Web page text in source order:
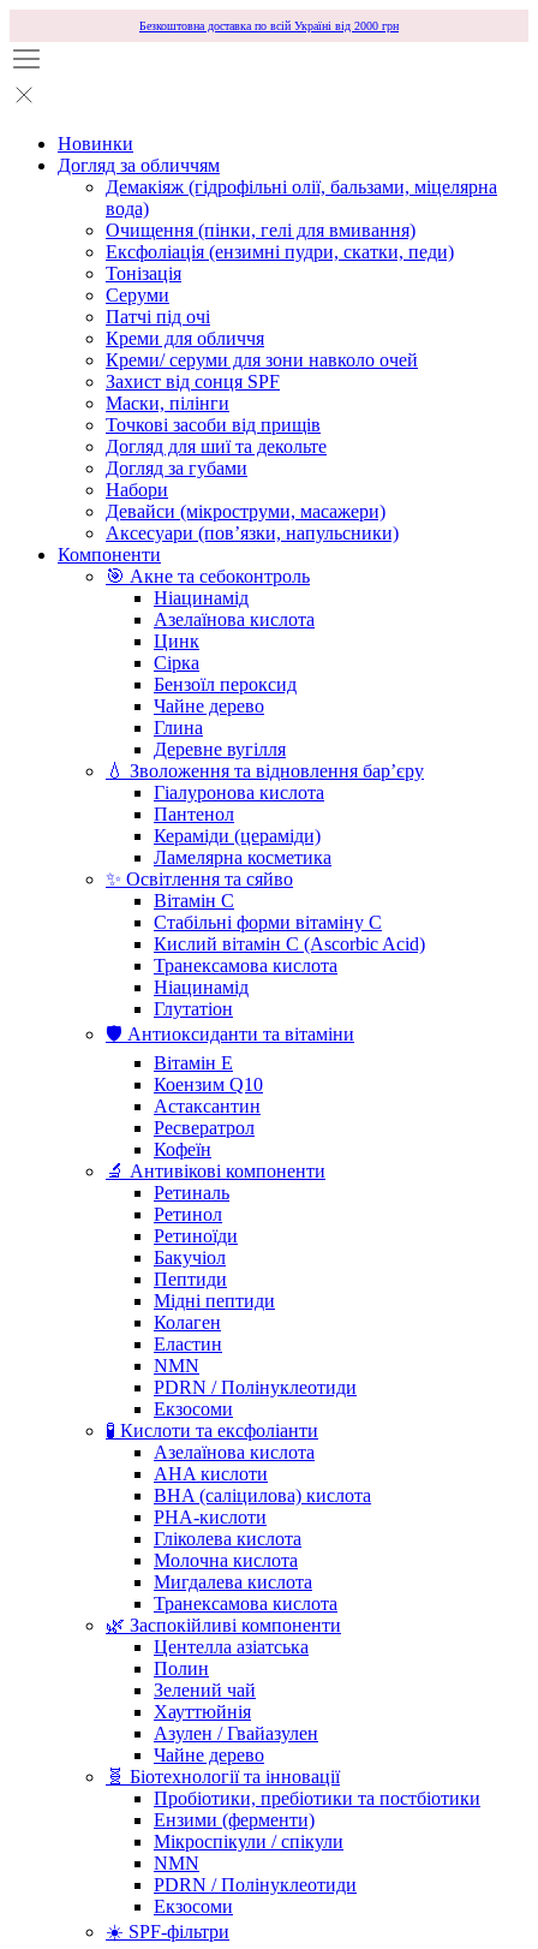
Безкоштовна доставка по всій Україні від 2000 грн
Новинки
Догляд за обличчям
Демакіяж (гідрофільні олії, бальзами, міцелярна
вода)
Очищення (пінки, гелі для вмивання)
Ексфоліація (ензимні пудри, скатки, педи)
Тонізація
Серуми
Патчі під очі
Креми для обличчя
Креми/ серуми для зони навколо очей
Захист від сонця SPF
Маски, пілінги
Точкові засоби від прищів
Догляд для шиї та декольте
Догляд за губами
Набори
Девайси (мікроструми, масажери)
Аксесуари (повʼязки, напульсники)
Компоненти
🎯 Акне та себоконтроль
Ніацинамід
Азелаїнова кислота
Цинк
Сірка
Бензоїл пероксид
Чайне дерево
Глина
Деревне вугілля
💧 Зволоження та відновлення бар’єру
Гіалуронова кислота
Пантенол
Кераміди (цераміди)
Ламелярна косметика
✨ Освітлення та сяйво
Вітамін С
Стабільні форми вітаміну С
Кислий вітамін С (Ascorbic Acid)
Транексамова кислота
Ніацинамід
Глутатіон
🛡️ Антиоксиданти та вітаміни
Вітамін Е
Коензим Q10
Астаксантин
Ресвератрол
Кофеїн
🔬 Антивікові компоненти
Ретиналь
Ретинол
Ретиноїди
Бакучіол
Пептиди
Мідні пептиди
Колаген
Еластин
NMN
PDRN / Полінуклеотиди
Екзосоми
🧪 Кислоти та ексфоліанти
Азелаїнова кислота
AHA кислоти
BHA (саліцилова) кислота
PHA-кислоти
Гліколева кислота
Молочна кислота
Мигдалева кислота
Транексамова кислота
🌿 Заспокійливі компоненти
Центелла азіатська
Полин
Зелений чай
Хауттюйнія
Азулен / Гвайазулен
Чайне дерево
🧬 Біотехнології та інновації
Пробіотики, пребіотики та постбіотики
Ензими (ферменти)
Мікроспікули / спікули
NMN
PDRN / Полінуклеотиди
Екзосоми
☀️ SPF-фільтри